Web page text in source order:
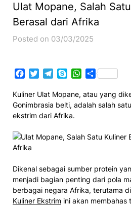
Ulat Mopane, Salah
Berasal dari Afrika
Posted on 03/03/2025
Facebook
TwitterTelegram
SkypeWhatsApp
Share
Kuliner Ulat Mopane, atau yang
Gonimbrasia belti, adalah salah
ekstrim dari Afrika.
Dikenal sebagai sumber protein
menjadi bagian penting dari pola
berbagai negara Afrika, terutama
Kuliner Ekstrim ini akan membahas